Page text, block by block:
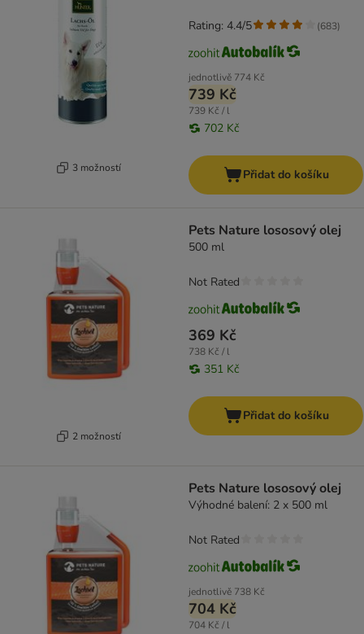
3 možností
jednotlivě 774 Kč
739 Kč
739 Kč / l
702 Kč
Rating: 4.4/5 (683)
Přidat do košíku
2 možností
Pets Nature lososový olej
500 ml
369 Kč
738 Kč / l
351 Kč
Not Rated
Přidat do košíku
Pets Nature lososový olej
Výhodné balení: 2 x 500 ml
jednotlivě 738 Kč
704 Kč
704 Kč / l
Not Rated